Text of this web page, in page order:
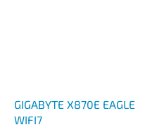
GIGABYTE X870E EAGLE
WIFI7